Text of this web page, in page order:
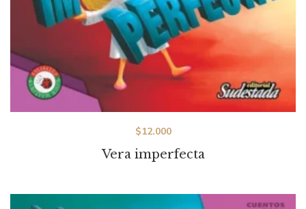
Vera imperfecta
$12.000